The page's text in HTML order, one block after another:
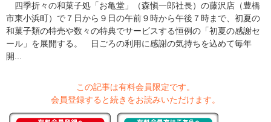
四季折々の和菓子処「お亀堂」（森愼一郎社長）の藤沢店（豊橋
市東小浜町）で７日から９日の午前９時から午後７時まで、初夏の
和菓子類の特売や数々の特典でサービスする恒例の「初夏の感謝セ
ール」を展開する。 日ごろの利用に感謝の気持ちを込めて毎年
開...
この記事は有料会員限定です。
会員登録すると続きをお読みいただけます。